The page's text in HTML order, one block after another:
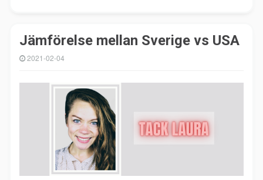
Jämförelse mellan Sverige vs USA
2021-02-04